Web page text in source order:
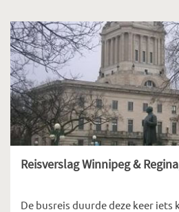
Reisverslag Winnipeg &
De busreis duurde deze keer iets